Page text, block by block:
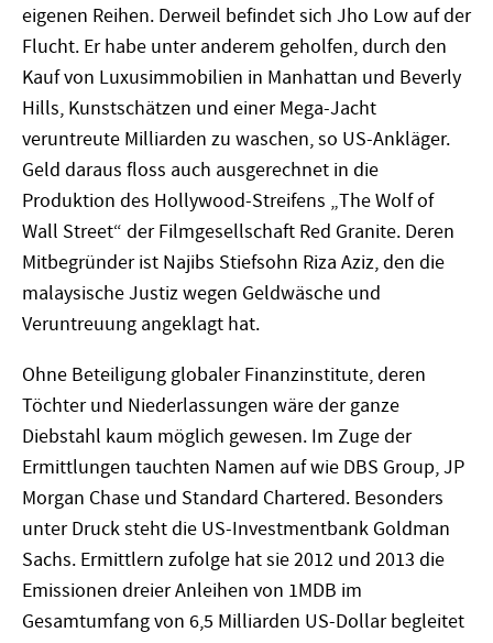
eigenen Reihen. Derweil befindet sich Jho Low auf der
Flucht. Er habe unter anderem geholfen, durch den
Kauf von Luxusimmobilien in Manhattan und Beverly
Hills, Kunstschätzen und einer Mega-Jacht
veruntreute Milliarden zu waschen, so US-Ankläger.
Geld daraus floss auch ausgerechnet in die
Produktion des Hollywood-Streifens „The Wolf of
Wall Street“ der Filmgesellschaft Red Granite. Deren
Mitbegründer ist Najibs Stiefsohn Riza Aziz, den die
malaysische Justiz wegen Geldwäsche und
Veruntreuung angeklagt hat.
Ohne Beteiligung globaler Finanzinstitute, deren
Töchter und Niederlassungen wäre der ganze
Diebstahl kaum möglich gewesen. Im Zuge der
Ermittlungen tauchten Namen auf wie DBS Group, JP
Morgan Chase und Standard Chartered. Besonders
unter Druck steht die US-Investmentbank Goldman
Sachs. Ermittlern zufolge hat sie 2012 und 2013 die
Emissionen dreier Anleihen von 1MDB im
Gesamtumfang von 6,5 Milliarden US-Dollar begleitet